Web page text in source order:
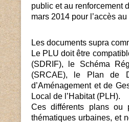
public et au renforcement
mars 2014 pour l’accès
Les documents supra
Le PLU doit être
(SDRIF), le Schéma
(SRCAE), le Plan de
d’Aménagement et de
Local de l’Habitat (PLH).
Ces différents plans ou
thématiques urbaines, et